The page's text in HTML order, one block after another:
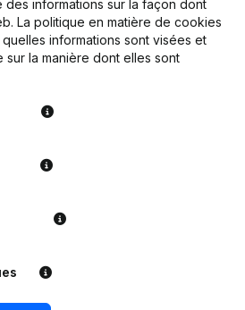
Modification Forme Juridique -
informations sur la façon dont
La politique en matière de cookies
informations sont visées et
la manière dont elles sont